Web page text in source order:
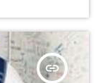
insert_link